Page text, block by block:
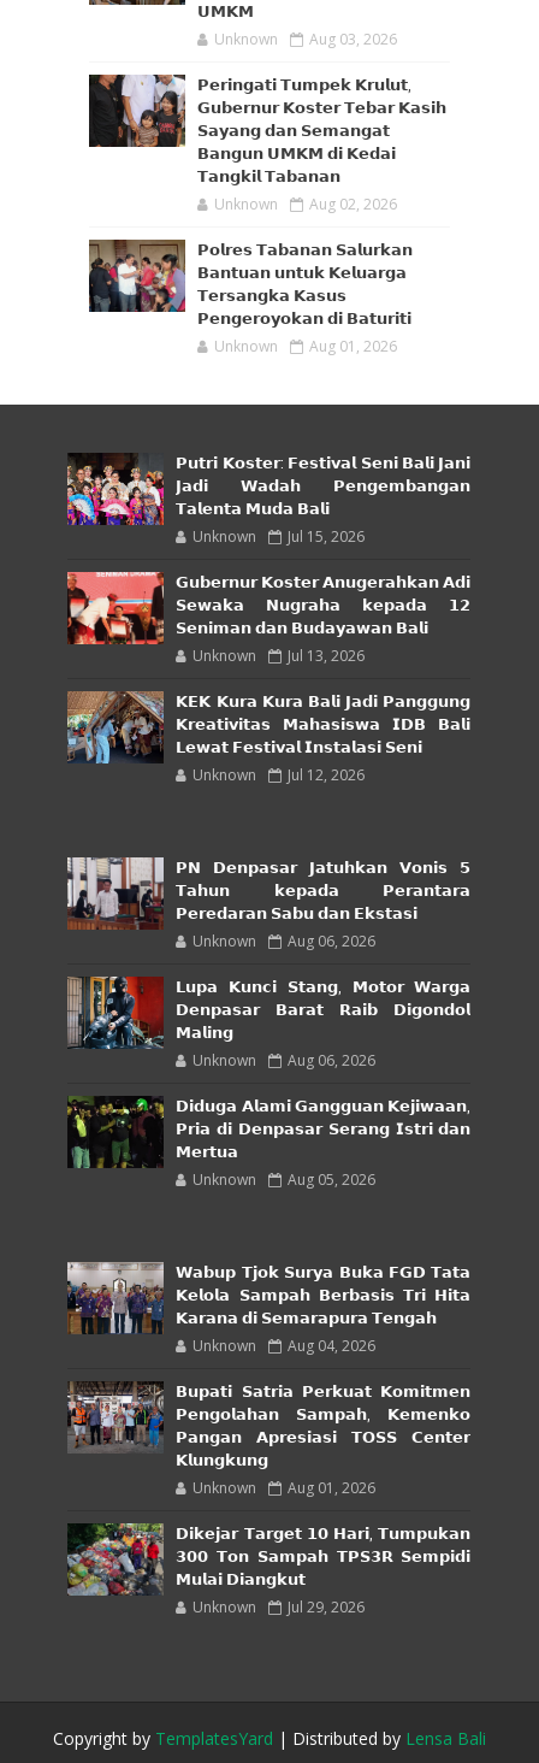
𝗨𝗠𝗞𝗠
Unknown Aug 03, 2026
𝗣𝗲𝗿𝗶𝗻𝗴𝗮𝘁𝗶 𝗧𝘂𝗺𝗽𝗲𝗸 𝗞𝗿𝘂𝗹𝘂𝘁,
𝗚𝘂𝗯𝗲𝗿𝗻𝘂𝗿 𝗞𝗼𝘀𝘁𝗲𝗿 𝗧𝗲𝗯𝗮𝗿 𝗞𝗮𝘀𝗶𝗵
𝗦𝗮𝘆𝗮𝗻𝗴 𝗱𝗮𝗻 𝗦𝗲𝗺𝗮𝗻𝗴𝗮𝘁
𝗕𝗮𝗻𝗴𝘂𝗻 𝗨𝗠𝗞𝗠 𝗱𝗶 𝗞𝗲𝗱𝗮𝗶
𝗧𝗮𝗻𝗴𝗸𝗶𝗹 𝗧𝗮𝗯𝗮𝗻𝗮𝗻
Unknown Aug 02, 2026
𝗣𝗼𝗹𝗿𝗲𝘀 𝗧𝗮𝗯𝗮𝗻𝗮𝗻 𝗦𝗮𝗹𝘂𝗿𝗸𝗮𝗻
𝗕𝗮𝗻𝘁𝘂𝗮𝗻 𝘂𝗻𝘁𝘂𝗸 𝗞𝗲𝗹𝘂𝗮𝗿𝗴𝗮
𝗧𝗲𝗿𝘀𝗮𝗻𝗴𝗸𝗮 𝗞𝗮𝘀𝘂𝘀
𝗣𝗲𝗻𝗴𝗲𝗿𝗼𝘆𝗼𝗸𝗮𝗻 𝗱𝗶 𝗕𝗮𝘁𝘂𝗿𝗶𝘁𝗶
Unknown Aug 01, 2026
𝗣𝘂𝘁𝗿𝗶 𝗞𝗼𝘀𝘁𝗲𝗿: 𝗙𝗲𝘀𝘁𝗶𝘃𝗮𝗹 𝗦𝗲𝗻𝗶 𝗕𝗮𝗹𝗶 𝗝𝗮𝗻𝗶
𝗝𝗮𝗱𝗶 𝗪𝗮𝗱𝗮𝗵 𝗣𝗲𝗻𝗴𝗲𝗺𝗯𝗮𝗻𝗴𝗮𝗻
𝗧𝗮𝗹𝗲𝗻𝘁𝗮 𝗠𝘂𝗱𝗮 𝗕𝗮𝗹𝗶
Unknown Jul 15, 2026
𝗚𝘂𝗯𝗲𝗿𝗻𝘂𝗿 𝗞𝗼𝘀𝘁𝗲𝗿 𝗔𝗻𝘂𝗴𝗲𝗿𝗮𝗵𝗸𝗮𝗻 𝗔𝗱𝗶
𝗦𝗲𝘄𝗮𝗸𝗮 𝗡𝘂𝗴𝗿𝗮𝗵𝗮 𝗸𝗲𝗽𝗮𝗱𝗮 𝟭𝟮
𝗦𝗲𝗻𝗶𝗺𝗮𝗻 𝗱𝗮𝗻 𝗕𝘂𝗱𝗮𝘆𝗮𝘄𝗮𝗻 𝗕𝗮𝗹𝗶
Unknown Jul 13, 2026
𝗞𝗘𝗞 𝗞𝘂𝗿𝗮 𝗞𝘂𝗿𝗮 𝗕𝗮𝗹𝗶 𝗝𝗮𝗱𝗶 𝗣𝗮𝗻𝗴𝗴𝘂𝗻𝗴
𝗞𝗿𝗲𝗮𝘁𝗶𝘃𝗶𝘁𝗮𝘀 𝗠𝗮𝗵𝗮𝘀𝗶𝘀𝘄𝗮 𝗜𝗗𝗕 𝗕𝗮𝗹𝗶
𝗟𝗲𝘄𝗮𝘁 𝗙𝗲𝘀𝘁𝗶𝘃𝗮𝗹 𝗜𝗻𝘀𝘁𝗮𝗹𝗮𝘀𝗶 𝗦𝗲𝗻𝗶
Unknown Jul 12, 2026
𝗣𝗡 𝗗𝗲𝗻𝗽𝗮𝘀𝗮𝗿 𝗝𝗮𝘁𝘂𝗵𝗸𝗮𝗻 𝗩𝗼𝗻𝗶𝘀 𝟱
𝗧𝗮𝗵𝘂𝗻 𝗸𝗲𝗽𝗮𝗱𝗮 𝗣𝗲𝗿𝗮𝗻𝘁𝗮𝗿𝗮
𝗣𝗲𝗿𝗲𝗱𝗮𝗿𝗮𝗻 𝗦𝗮𝗯𝘂 𝗱𝗮𝗻 𝗘𝗸𝘀𝘁𝗮𝘀𝗶
Unknown Aug 06, 2026
𝗟𝘂𝗽𝗮 𝗞𝘂𝗻𝗰𝗶 𝗦𝘁𝗮𝗻𝗴, 𝗠𝗼𝘁𝗼𝗿 𝗪𝗮𝗿𝗴𝗮
𝗗𝗲𝗻𝗽𝗮𝘀𝗮𝗿 𝗕𝗮𝗿𝗮𝘁 𝗥𝗮𝗶𝗯 𝗗𝗶𝗴𝗼𝗻𝗱𝗼𝗹
𝗠𝗮𝗹𝗶𝗻𝗴
Unknown Aug 06, 2026
𝗗𝗶𝗱𝘂𝗴𝗮 𝗔𝗹𝗮𝗺𝗶 𝗚𝗮𝗻𝗴𝗴𝘂𝗮𝗻 𝗞𝗲𝗷𝗶𝘄𝗮𝗮𝗻,
𝗣𝗿𝗶𝗮 𝗱𝗶 𝗗𝗲𝗻𝗽𝗮𝘀𝗮𝗿 𝗦𝗲𝗿𝗮𝗻𝗴 𝗜𝘀𝘁𝗿𝗶 𝗱𝗮𝗻
𝗠𝗲𝗿𝘁𝘂𝗮
Unknown Aug 05, 2026
𝗪𝗮𝗯𝘂𝗽 𝗧𝗷𝗼𝗸 𝗦𝘂𝗿𝘆𝗮 𝗕𝘂𝗸𝗮 𝗙𝗚𝗗 𝗧𝗮𝘁𝗮
𝗞𝗲𝗹𝗼𝗹𝗮 𝗦𝗮𝗺𝗽𝗮𝗵 𝗕𝗲𝗿𝗯𝗮𝘀𝗶𝘀 𝗧𝗿𝗶 𝗛𝗶𝘁𝗮
𝗞𝗮𝗿𝗮𝗻𝗮 𝗱𝗶 𝗦𝗲𝗺𝗮𝗿𝗮𝗽𝘂𝗿𝗮 𝗧𝗲𝗻𝗴𝗮𝗵
Unknown Aug 04, 2026
𝗕𝘂𝗽𝗮𝘁𝗶 𝗦𝗮𝘁𝗿𝗶𝗮 𝗣𝗲𝗿𝗸𝘂𝗮𝘁 𝗞𝗼𝗺𝗶𝘁𝗺𝗲𝗻
𝗣𝗲𝗻𝗴𝗼𝗹𝗮𝗵𝗮𝗻 𝗦𝗮𝗺𝗽𝗮𝗵, 𝗞𝗲𝗺𝗲𝗻𝗸𝗼
𝗣𝗮𝗻𝗴𝗮𝗻 𝗔𝗽𝗿𝗲𝘀𝗶𝗮𝘀𝗶 𝗧𝗢𝗦𝗦 𝗖𝗲𝗻𝘁𝗲𝗿
𝗞𝗹𝘂𝗻𝗴𝗸𝘂𝗻𝗴
Unknown Aug 01, 2026
𝗗𝗶𝗸𝗲𝗷𝗮𝗿 𝗧𝗮𝗿𝗴𝗲𝘁 𝟭𝟬 𝗛𝗮𝗿𝗶, 𝗧𝘂𝗺𝗽𝘂𝗸𝗮𝗻
𝟯𝟬𝟬 𝗧𝗼𝗻 𝗦𝗮𝗺𝗽𝗮𝗵 𝗧𝗣𝗦𝟯𝗥 𝗦𝗲𝗺𝗽𝗶𝗱𝗶
𝗠𝘂𝗹𝗮𝗶 𝗗𝗶𝗮𝗻𝗴𝗸𝘂𝘁
Unknown Jul 29, 2026
Copyright by TemplatesYard | Distributed by Lensa Bali